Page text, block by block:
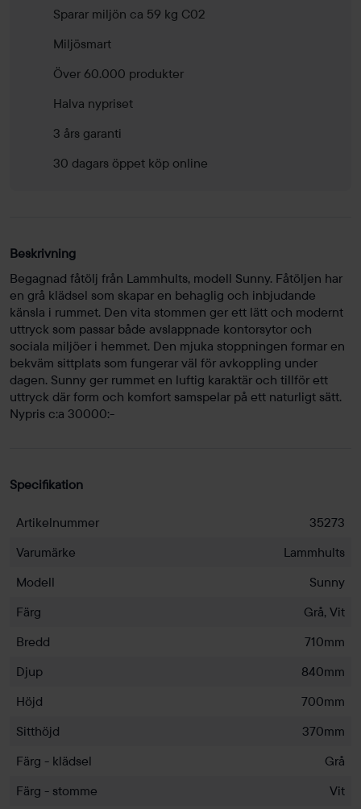
Sparar miljön ca 59 kg C02
Miljösmart
Över 60.000 produkter
Halva nypriset
3 års garanti
30 dagars öppet köp online
Beskrivning
Begagnad fåtölj från Lammhults, modell Sunny. Fåtöljen har
en grå klädsel som skapar en behaglig och inbjudande
känsla i rummet. Den vita stommen ger ett lätt och modernt
uttryck som passar både avslappnade kontorsytor och
sociala miljöer i hemmet. Den mjuka stoppningen formar en
bekväm sittplats som fungerar väl för avkoppling under
dagen. Sunny ger rummet en luftig karaktär och tillför ett
uttryck där form och komfort samspelar på ett naturligt sätt.
Nypris c:a 30000:-
Specifikation
Artikelnummer
35273
Varumärke
Lammhults
Modell
Sunny
Färg
Grå, Vit
Bredd
710mm
Djup
840mm
Höjd
700mm
Sitthöjd
370mm
Färg - klädsel
Grå
Färg - stomme
Vit